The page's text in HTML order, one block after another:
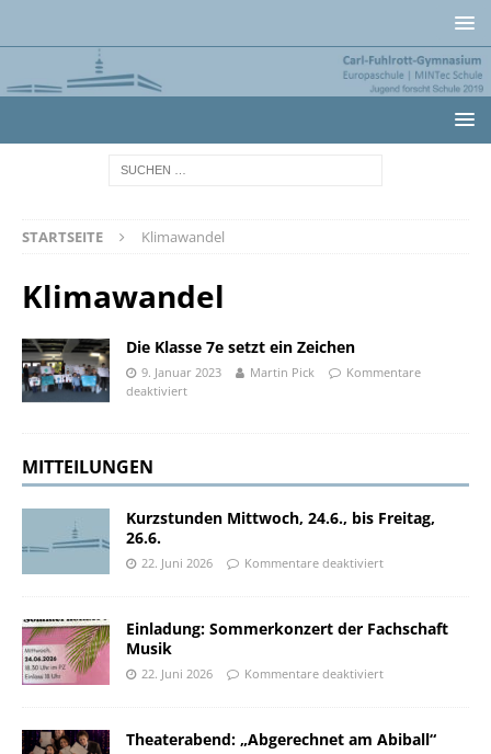
STARTSEITE Klimawandel
Klimawandel
Die Klasse 7e setzt ein Zeichen
9. Januar 2023 Martin Pick
Kommentare
deaktiviert
MITTEILUNGEN
Kurzstunden Mittwoch, 24.6., bis Freitag,
26.6.
22. Juni 2026 Kommentare deaktiviert
Einladung: Sommerkonzert der Fachschaft
Musik
22. Juni 2026 Kommentare deaktiviert
Theaterabend: „Abgerechnet am Abiball“